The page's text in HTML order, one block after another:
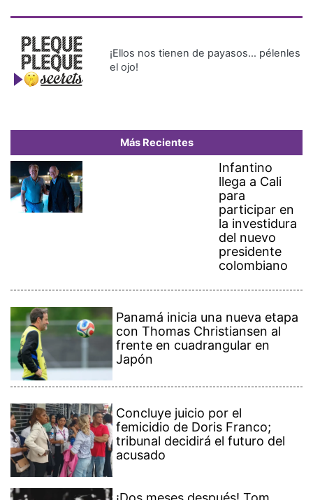
¡Ellos nos tienen de payasos… pélenles
el ojo!
Más Recientes
Infantino
llega a Cali
para
participar en
la investidura
del nuevo
presidente
colombiano
Panamá inicia una nueva etapa
con Thomas Christiansen al
frente en cuadrangular en
Japón
Concluye juicio por el
femicidio de Doris Franco;
tribunal decidirá el futuro del
acusado